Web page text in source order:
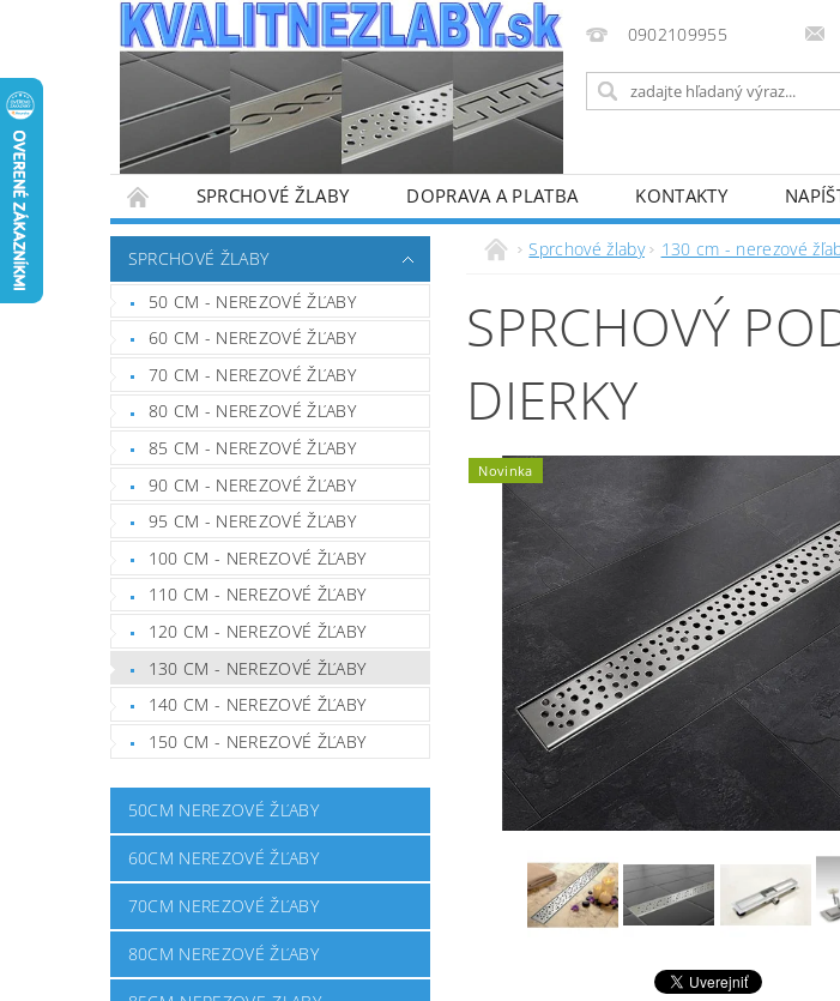
0902109955
SPRCHOVÉ ŽLABY DOPRAVA A PLATBA KONTAKTY
SPRCHOVÉ ŽLABY
50 CM - NEREZOVÉ ŽĽABY
60 CM - NEREZOVÉ ŽĽABY
70 CM - NEREZOVÉ ŽĽABY
80 CM - NEREZOVÉ ŽĽABY
85 CM - NEREZOVÉ ŽĽABY
90 CM - NEREZOVÉ ŽĽABY
95 CM - NEREZOVÉ ŽĽABY
100 CM - NEREZOVÉ ŽĽABY
110 CM - NEREZOVÉ ŽĽABY
120 CM - NEREZOVÉ ŽĽABY
130 CM - NEREZOVÉ ŽĽABY
140 CM - NEREZOVÉ ŽĽABY
150 CM - NEREZOVÉ ŽĽABY
50CM NEREZOVÉ ŽĽABY
60CM NEREZOVÉ ŽĽABY
70CM NEREZOVÉ ŽĽABY
80CM NEREZOVÉ ŽĽABY
Sprchové žlaby 130 cm - nerezové
SPRCHOVÝ
DIERKY
Novinka